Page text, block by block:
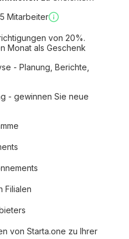
Mitarbeiter
von 20%.
Monat als Geschenk
- Planung, Berichte,
- gewinnen Sie neue
Filialen
von Starta.one zu Ihrer